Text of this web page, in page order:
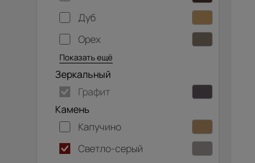
Дуб
Орех
Серый дуб
Показать ещё
Зеркальный
Графит
Камень
Капучино
Светло-серый